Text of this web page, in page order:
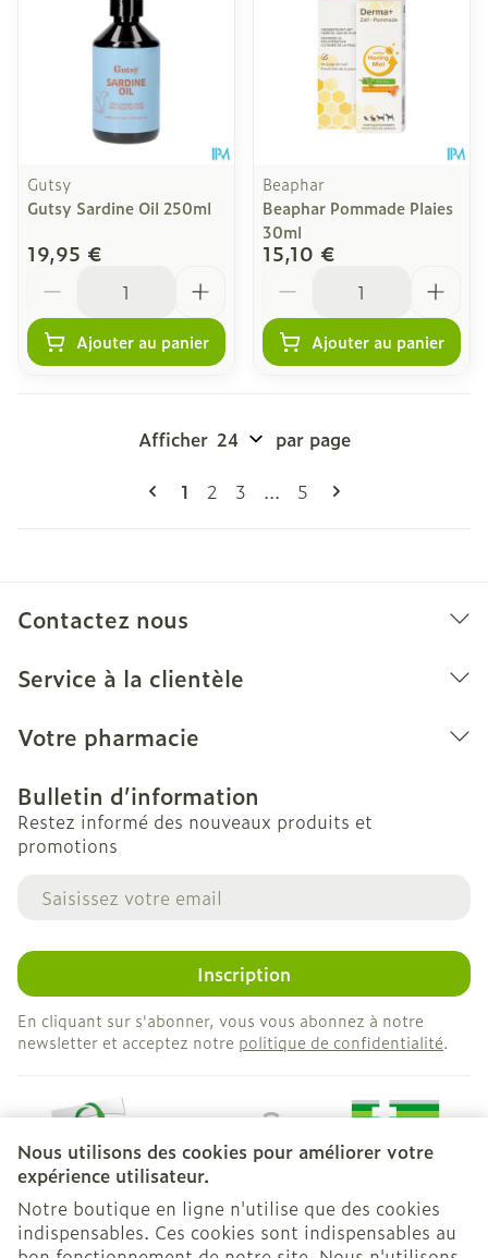
Nous utilisons des cookies pour améliorer votre
expérience utilisateur.
Notre boutique en ligne n'utilise que des cookies
indispensables. Ces cookies sont indispensables au
Gutsy
Gutsy Sardine Oil 250ml
19,95 €
Ajouter au panier
Beaphar
Beaphar Pommade Plaies
30ml
15,10 €
Ajouter au panier
Pages
Vous lisez actuellement la page
1 Page
2 Page
3 ... Page
5
Afficher par page
Contactez nous
Service à la clientèle
Votre pharmacie
Bulletin d’information
Restez informé des nouveaux produits et
promotions
Adresse mail
Inscription
En cliquant sur s'abonner, vous vous abonnez à notre
newsletter et acceptez notre politique de confidentialité.